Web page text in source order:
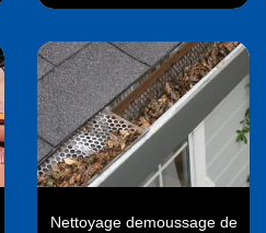
Nettoyage demoussage de